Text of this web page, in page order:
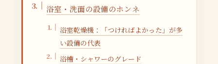
浴室・洗面の設備のホンネ
浴室乾燥機：「つければよかった」が多
い設備の代表
浴槽・シャワーのグレード